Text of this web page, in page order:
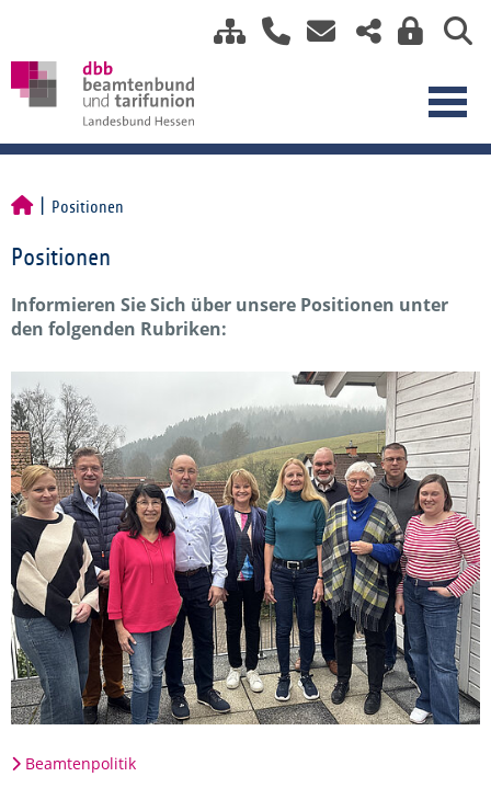
Positionen
Positionen
Informieren Sie Sich über unsere Positionen unter
den folgenden Rubriken:
Beamtenpolitik